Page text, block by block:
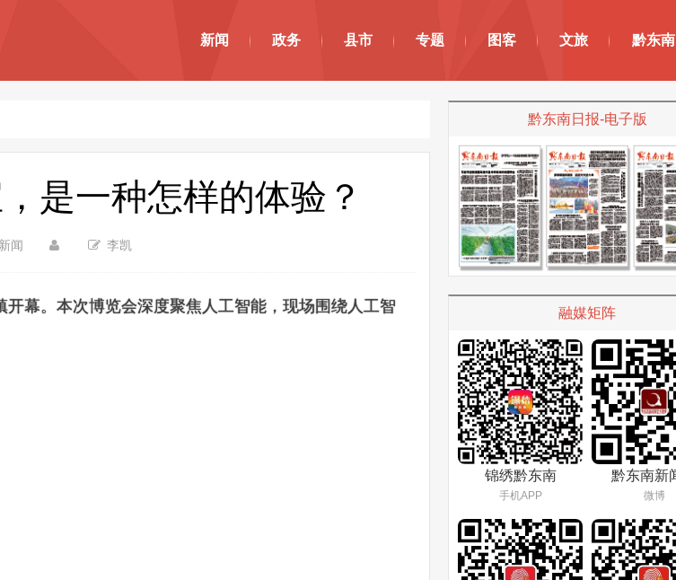
新闻 政务 县市 专题 图客 文旅 黔东
是一种怎样的体验？
闻 李凯
幕。 本次博览会深度聚焦人工智能，现场围绕人工智
黔东南日报-电子版
融媒矩阵
锦绣黔东南
手机APP
黔东南新
微博